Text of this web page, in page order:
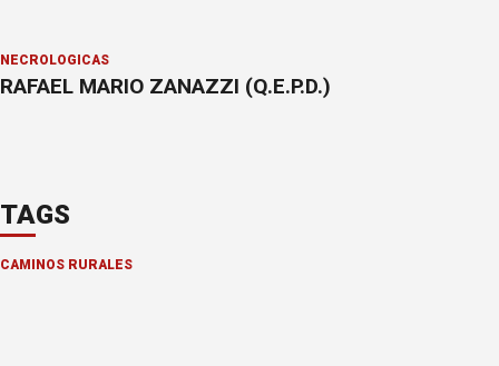
NECROLÓGICAS
RAFAEL MARIO ZANAZZI (Q.E.P.D.)
TAGS
CAMINOS RURALES